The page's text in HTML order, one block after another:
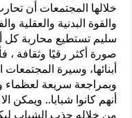
خلالها المجتمعات أن
والقوة البدنية والعقلية
سليم تستطيع محاربة كل
صورة أكثر رقيًا وثقافة
أبنائها، وسيرة
وبمراجعة سريعة
أنهم كانوا شبابا.. ويمكن
من خلاله جذب الشباب